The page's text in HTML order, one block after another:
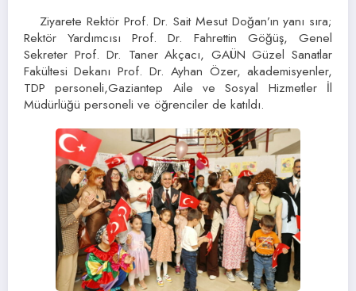
Ziyarete Rektör Prof. Dr. Sait Mesut Doğan’ın yanı sıra;
Rektör Yardımcısı Prof. Dr. Fahrettin Göğüş, Genel
Sekreter Prof. Dr. Taner Akçacı, GAÜN Güzel Sanatlar
Fakültesi Dekanı Prof. Dr. Ayhan Özer, akademisyenler,
TDP personeli,Gaziantep Aile ve Sosyal Hizmetler İl
Müdürlüğü personeli ve öğrenciler de katıldı.